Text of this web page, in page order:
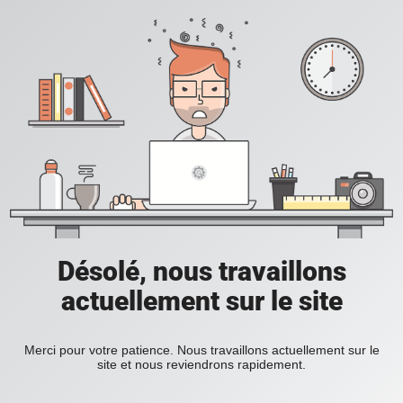
Désolé, nous travaillons
actuellement sur le site
Merci pour votre patience. Nous travaillons actuellement sur le
site et nous reviendrons rapidement.